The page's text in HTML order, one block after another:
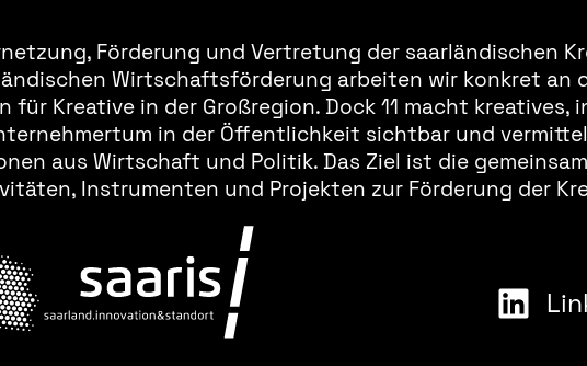
Förderung und Vertretung der saarländischen
Wirtschaftsförderung arbeiten wir konkret an
für Kreative in der Großregion. Dock 11 macht kreatives,
in der Öffentlichkeit sichtbar und
aus Wirtschaft und Politik. Das Ziel ist die
Instrumenten und Projekten zur Förderung der